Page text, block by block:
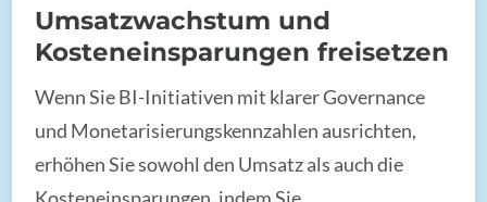
Umsatzwachstum und
Kosteneinsparungen freisetzen
Wenn Sie BI-Initiativen mit klarer Governance
und Monetarisierungskennzahlen ausrichten,
erhöhen Sie sowohl den Umsatz als auch die